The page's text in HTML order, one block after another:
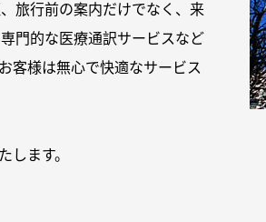
旅行前の案内だけでなく、来
門的な医療通訳サービスなど
客様は無心で快適なサービス
します。